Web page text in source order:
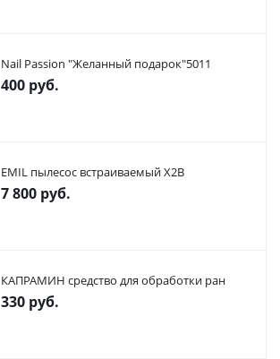
Nail Passion "Желанный подарок"5011
400 руб.
EMIL пылесос встраиваемый X2В
7 800 руб.
КАПРАМИН средство для обработки ран
330 руб.